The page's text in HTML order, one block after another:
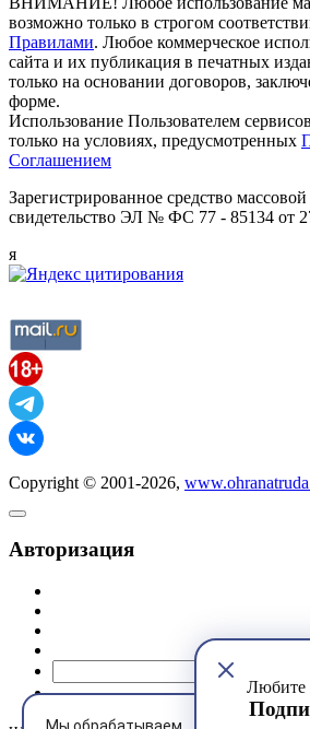
Любите
возможно только в строгом
Правилами. Любое коммерческое
сайта и их публикация в печатных
только на основании договоров,
форме.
Использование Пользователем
только на условиях, предусмотренных
Соглашением
Зарегистрированное средство
свидетельство ЭЛ № ФС 77 - 85134 от
я
Copyright © 2001-2026,
Авторизация